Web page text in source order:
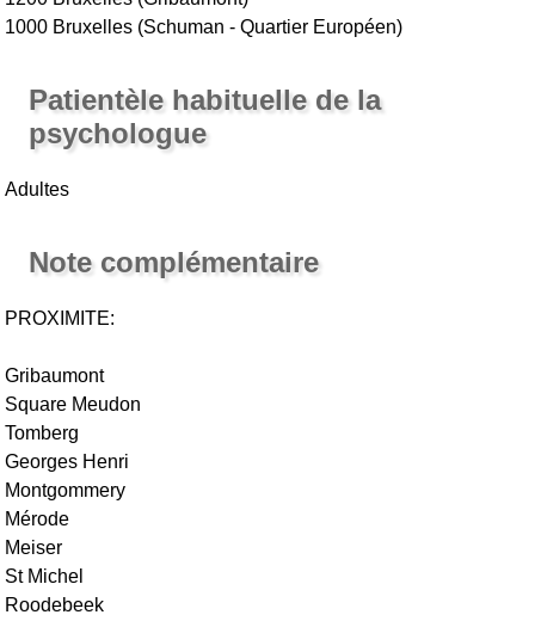
1000 Bruxelles (Schuman - Quartier Européen)
Patientèle habituelle de la
psychologue
Adultes
Note complémentaire
PROXIMITE:
Gribaumont
Square Meudon
Tomberg
Georges Henri
Montgommery
Mérode
Meiser
St Michel
Roodebeek